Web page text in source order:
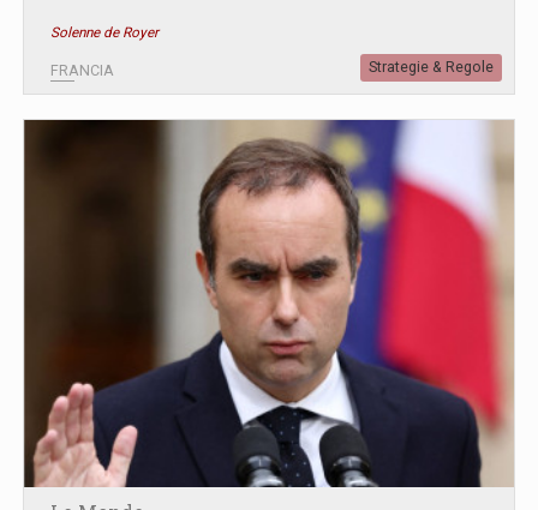
Solenne de Royer
FRANCIA Strategie & Regole